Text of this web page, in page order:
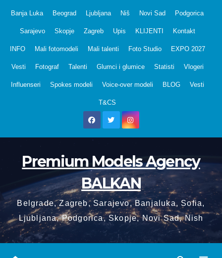
Banja Luka Beograd Ljubljana Niš Novi Sad Podgorica
Sarajevo Skopje Zagreb Upis KLIJENTI Kontakt
INFO Mali fotomodeli Mali talenti Foto Studio EXPO 2027
Vesti Fotograf Talenti Glumci i glumice Statisti Vlogeri
Influenseri Spokes modeli Voice-over modeli BLOG Vesti
T&CS
Premium Models Agency
BALKAN
Belgrade, Zagreb, Sarajevo, Banjaluka, Sofia,
Ljubljana, Podgorica, Skopje, Novi Sad, Nish